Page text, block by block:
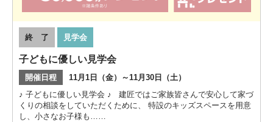
終 了 見学会
子どもに優しい見学会
開催日程
11月1日（金）～11月30日（土）
♪ 子どもに優しい見学会 ♪ 建匠ではご家族皆さんで安心して家づ
くりの相談をしていただくために、 特設のキッズスペースを用意
し、小さなお子様も……